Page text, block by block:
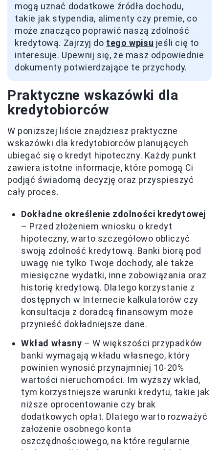
mogą uznać dodatkowe źródła dochodu,
takie jak stypendia, alimenty czy premie, co
może znacząco poprawić naszą zdolność
kredytową. Zajrzyj do tego wpisu jeśli cię to
interesuje. Upewnij się, że masz odpowiednie
dokumenty potwierdzające te przychody.
Praktyczne wskazówki dla
kredytobiorców
W poniższej liście znajdziesz praktyczne
wskazówki dla kredytobiorców planujących
ubiegać się o kredyt hipoteczny. Każdy punkt
zawiera istotne informacje, które pomogą Ci
podjąć świadomą decyzję oraz przyspieszyć
cały proces.
Dokładne określenie zdolności kredytowej
– Przed złożeniem wniosku o kredyt
hipoteczny, warto szczegółowo obliczyć
swoją zdolność kredytową. Banki biorą pod
uwagę nie tylko Twoje dochody, ale także
miesięczne wydatki, inne zobowiązania oraz
historię kredytową. Dlatego korzystanie z
dostępnych w Internecie kalkulatorów czy
konsultacja z doradcą finansowym może
przynieść dokładniejsze dane.
Wkład własny – W większości przypadków
banki wymagają wkładu własnego, który
powinien wynosić przynajmniej 10-20%
wartości nieruchomości. Im wyższy wkład,
tym korzystniejsze warunki kredytu, takie jak
niższe oprocentowanie czy brak
dodatkowych opłat. Dlatego warto rozważyć
założenie osobnego konta
oszczędnościowego, na które regularnie